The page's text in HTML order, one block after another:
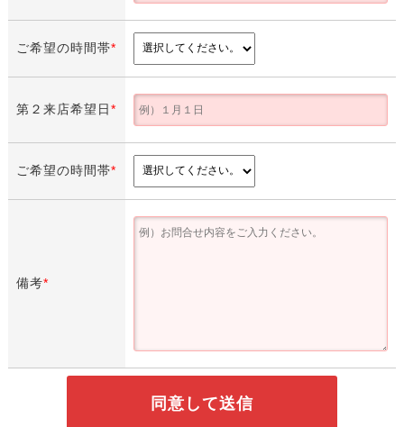
ご希望の時間帯*
第２来店希望日*
ご希望の時間帯*
備考*